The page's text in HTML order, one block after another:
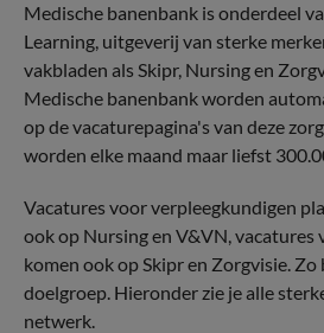
Medische banenbank is onderdeel
Learning, uitgeverij van sterke
vakbladen als Skipr, Nursing en
Medische banenbank worden
op de vacaturepagina's van deze
worden elke maand maar liefst
Vacatures voor verpleegkundigen
ook op Nursing en V&VN, vacatures
komen ook op Skipr en Zorgvisie.
doelgroep. Hieronder zie je alle
netwerk.